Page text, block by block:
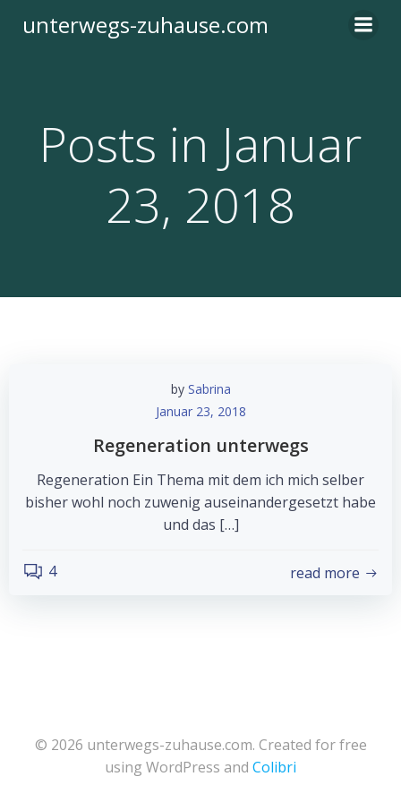
Inhalt
unterwegs-zuhause.com
Posts in Januar
23, 2018
by Sabrina
Januar 23, 2018
Regeneration unterwegs
Regeneration Ein Thema mit dem ich mich selber
bisher wohl noch zuwenig auseinandergesetzt habe
und das […]
4 read more
© 2026 unterwegs-zuhause.com. Created for free
using WordPress and Colibri